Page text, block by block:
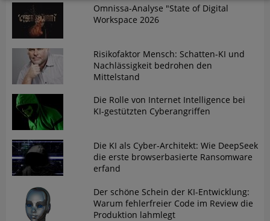
Omnissa-Analyse "State of Digital
Workspace 2026
Risikofaktor Mensch: Schatten-KI und
Nachlässigkeit bedrohen den
Mittelstand
Die Rolle von Internet Intelligence bei
KI-gestützten Cyberangriffen
Die KI als Cyber-Architekt: Wie DeepSeek
die erste browserbasierte Ransomware
erfand
Der schöne Schein der KI-Entwicklung:
Warum fehlerfreier Code im Review die
Produktion lahmlegt